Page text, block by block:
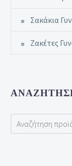
Σακάκια
Ζακέτες